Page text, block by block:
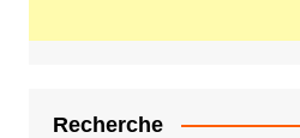
Recherche